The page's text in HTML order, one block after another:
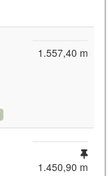
1.557,40 m
1.450,90 m